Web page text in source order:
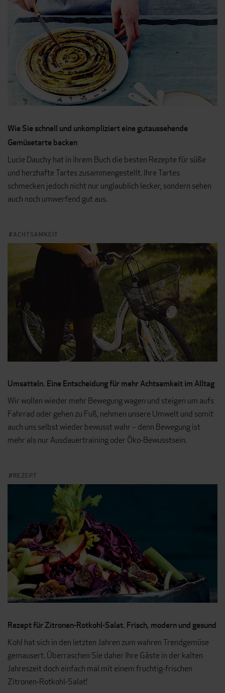
Wie Sie schnell und unkompliziert eine gutaussehende
Gemüsetarte backen
Lucie Dauchy hat in ihrem Buch die besten Rezepte für süße
und herzhafte Tartes zusammengestellt. Ihre Tartes
schmecken jedoch nicht nur unglaublich lecker, sondern sehen
auch noch umwerfend gut aus.
ACHTSAMKEIT
Umsatteln. Eine Entscheidung für mehr Achtsamkeit im Alltag
Wir wollen wieder mehr Bewegung wagen und steigen um aufs
Fahrrad oder gehen zu Fuß, nehmen unsere Umwelt und somit
auch uns selbst wieder bewusst wahr – denn Bewegung ist
mehr als nur Ausdauertraining oder Öko-Bewusstsein.
REZEPT
Rezept für Zitronen-Rotkohl-Salat. Frisch, modern und gesund
Kohl hat sich in den letzten Jahren zum wahren Trendgemüse
gemausert. Überraschen Sie daher Ihre Gäste in der kalten
Jahreszeit doch einfach mal mit einem fruchtig-frischen
Zitronen-Rotkohl-Salat!